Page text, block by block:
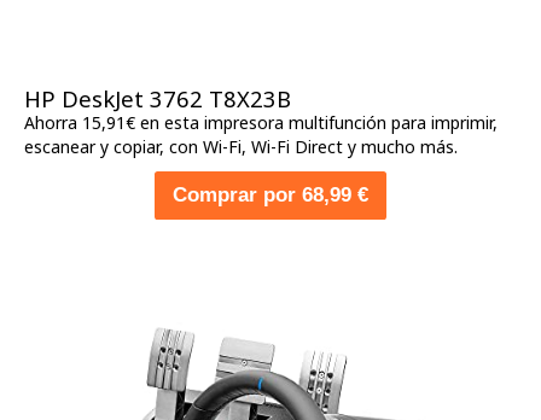
HP DeskJet 3762 T8X23B
Ahorra 15,91€ en esta impresora multifunción para imprimir,
escanear y copiar, con Wi-Fi, Wi-Fi Direct y mucho más.
Comprar por 68,99 €